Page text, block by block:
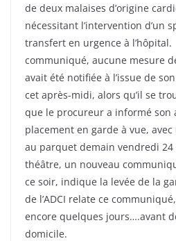
de deux malaises d’origine
nécessitant l’intervention d’un
transfert en urgence à
communiqué, aucune mesure
avait été notifiée à l’issue de
cet après-midi, alors qu’il se
que le procureur a informé son
placement en garde à vue,
au parquet demain vendredi 24
théâtre, un nouveau
ce soir, indique la levée de la
de l’ADCI relate ce
encore quelques jours….avant
domicile.